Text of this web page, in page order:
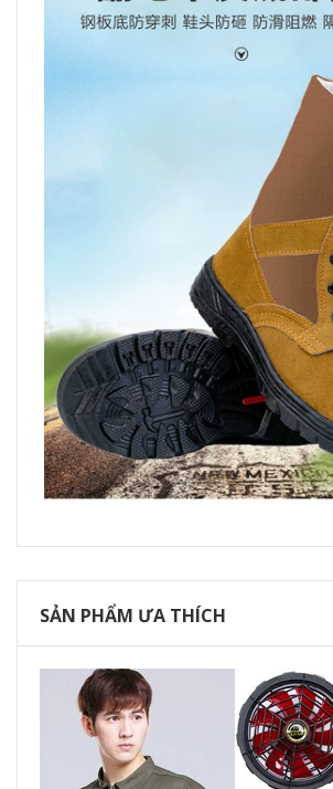
SẢN PHẨM ƯA THÍCH